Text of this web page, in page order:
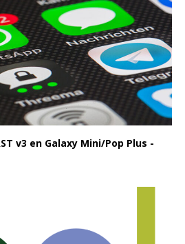
v3 en Galaxy Mini/Pop Plus -